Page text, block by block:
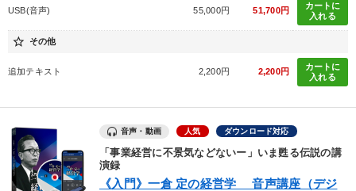
USB(音声) 55,000円 51,700円
カートに
入れる
star_border その他
追加テキスト 2,200円 2,200円
カートに
入れる
音声・動画 人気 ダウンロード対応
「事業経営に不景気などないー」いま甦る伝説の講
演録
《入門》一倉 定の経営学 音声講座（デジ